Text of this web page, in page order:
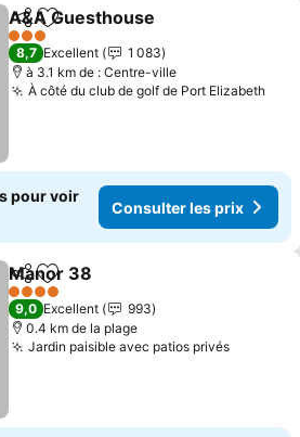
PartagerAjouter à mes favoris
A&A Guesthouse
3 Étoiles
8,7 Excellent
1 083
à 3.1 km de : Centre-ville
À côté du club de golf de Port Elizabeth
pour voir
Consulter les prix
PartagerAjouter à mes favoris
Manor 38
4 Étoiles
9,0 Excellent
993
0.4 km de la plage
Jardin paisible avec patios privés